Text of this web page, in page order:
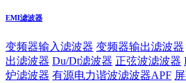
EMI滤波器
变频器输入滤波器 变频器输出滤波器
出滤波器 Du/Dt滤波器 正弦波滤波器
炉滤波器 有源电力谐波滤波器APF